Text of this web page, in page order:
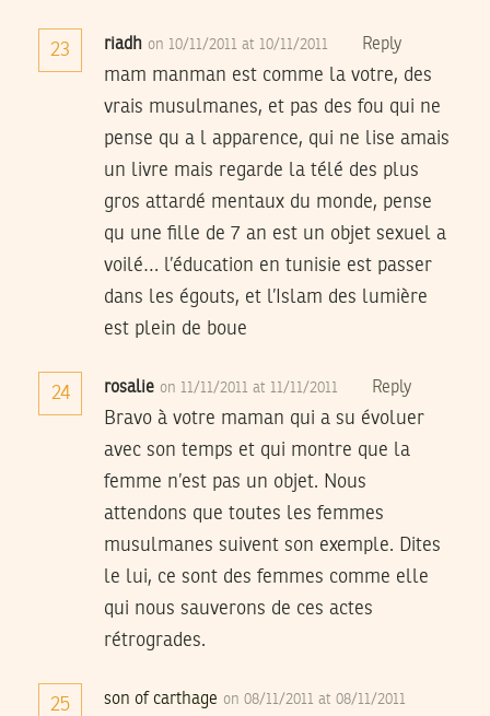
23 riadh on 10/11/2011 at 10/11/2011 Reply
mam manman est comme la votre, des
vrais musulmanes, et pas des fou qui ne
pense qu a l apparence, qui ne lise amais
un livre mais regarde la télé des plus
gros attardé mentaux du monde, pense
qu une fille de 7 an est un objet sexuel a
voilé… l’éducation en tunisie est passer
dans les égouts, et l’Islam des lumière
est plein de boue
24 rosalie on 11/11/2011 at 11/11/2011 Reply
Bravo à votre maman qui a su évoluer
avec son temps et qui montre que la
femme n’est pas un objet. Nous
attendons que toutes les femmes
musulmanes suivent son exemple. Dites
le lui, ce sont des femmes comme elle
qui nous sauverons de ces actes
rétrogrades.
25 son of carthage on 08/11/2011 at 08/11/2011